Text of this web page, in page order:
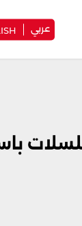
عربي